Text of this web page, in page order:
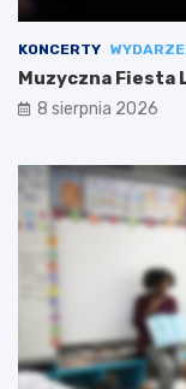
KONCERTY
Muzyczna Fiesta
8 sierpnia 2026